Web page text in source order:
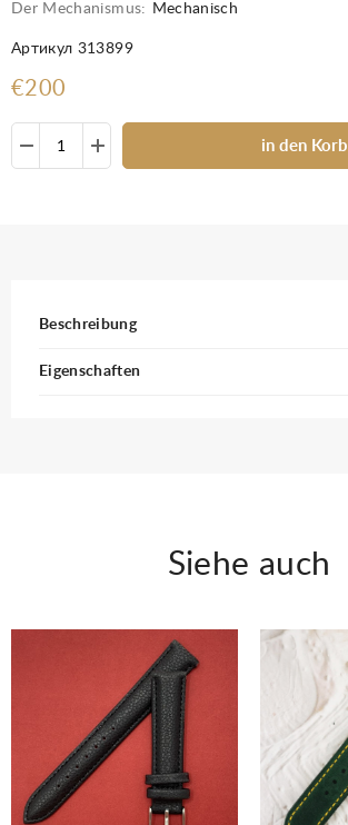
Der Mechanismus:
Mechanisch
Артикул 313899
€200
in den Korb
Beschreibung
Eigenschaften
Siehe auch